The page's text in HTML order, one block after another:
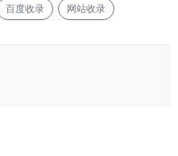
百度收录 网站收录